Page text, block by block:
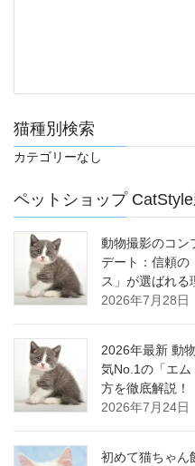
猫種別検索
カテゴリーなし
ペットショップ
動物撮影のコン
デート：信頼の
ス」が選ばれる
2026年7月28日
2026年最新 動
気No.1の「エ
方を徹底解説！
2026年7月24日
初めて猫ちゃん